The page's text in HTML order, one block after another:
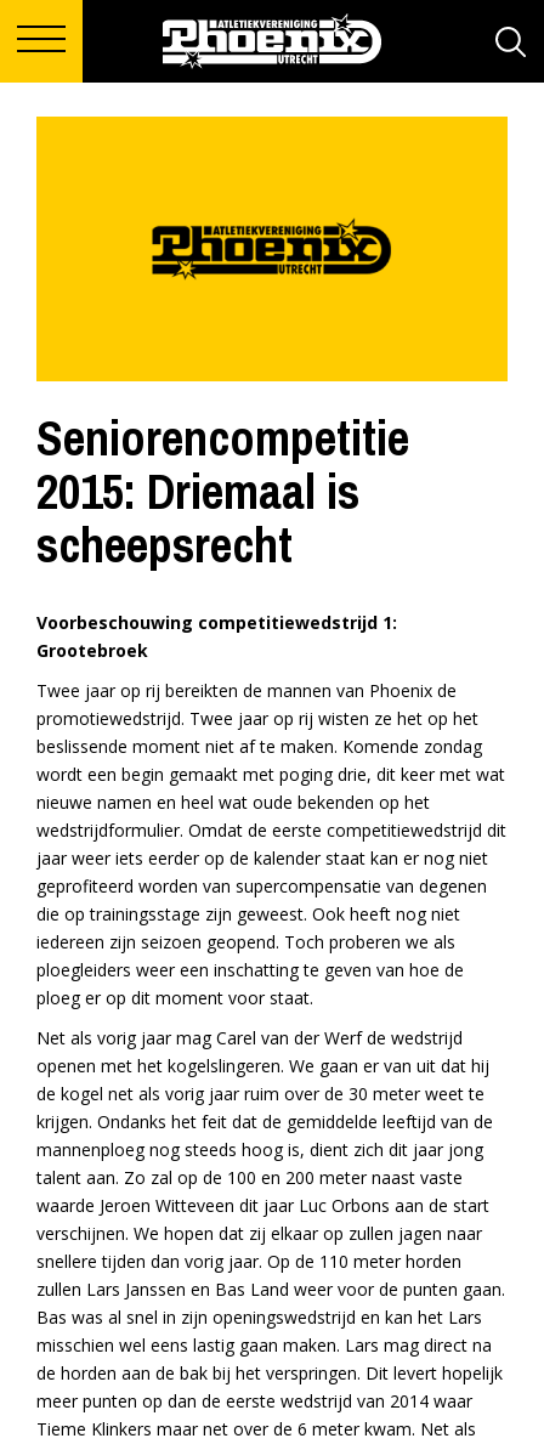
Seniorencompetitie
2015: Driemaal is
scheepsrecht
Voorbeschouwing competitiewedstrijd 1:
Grootebroek
Twee jaar op rij bereikten de mannen van Phoenix de
promotiewedstrijd. Twee jaar op rij wisten ze het op het
beslissende moment niet af te maken. Komende zondag
wordt een begin gemaakt met poging drie, dit keer met wat
nieuwe namen en heel wat oude bekenden op het
wedstrijdformulier. Omdat de eerste competitiewedstrijd dit
jaar weer iets eerder op de kalender staat kan er nog niet
geprofiteerd worden van supercompensatie van degenen
die op trainingsstage zijn geweest. Ook heeft nog niet
iedereen zijn seizoen geopend. Toch proberen we als
ploegleiders weer een inschatting te geven van hoe de
ploeg er op dit moment voor staat.
Net als vorig jaar mag Carel van der Werf de wedstrijd
openen met het kogelslingeren. We gaan er van uit dat hij
de kogel net als vorig jaar ruim over de 30 meter weet te
krijgen. Ondanks het feit dat de gemiddelde leeftijd van de
mannenploeg nog steeds hoog is, dient zich dit jaar jong
talent aan. Zo zal op de 100 en 200 meter naast vaste
waarde Jeroen Witteveen dit jaar Luc Orbons aan de start
verschijnen. We hopen dat zij elkaar op zullen jagen naar
snellere tijden dan vorig jaar. Op de 110 meter horden
zullen Lars Janssen en Bas Land weer voor de punten gaan.
Bas was al snel in zijn openingswedstrijd en kan het Lars
misschien wel eens lastig gaan maken. Lars mag direct na
de horden aan de bak bij het verspringen. Dit levert hopelijk
meer punten op dan de eerste wedstrijd van 2014 waar
Tieme Klinkers maar net over de 6 meter kwam. Net als